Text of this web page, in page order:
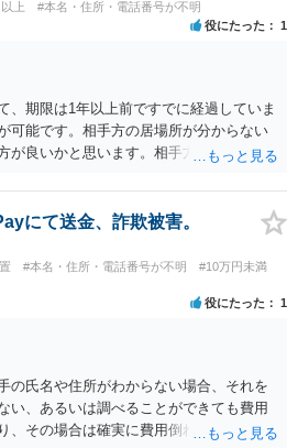
上 #本名・住所・電話番号が不明
役にたった 1
、期限は1年以上前ですでに経過していま
可能です。相手方の居場所が分からない
が良いかと思います。相手方の居場所が
にて送金、詐欺被害。
#本名・住所・電話番号が不明
#10万円未満
役にたった 1
の氏名や住所がわからない場合、それを
い、あるいは調べることができても費用
、その場合は確実に費用倒れになりそう